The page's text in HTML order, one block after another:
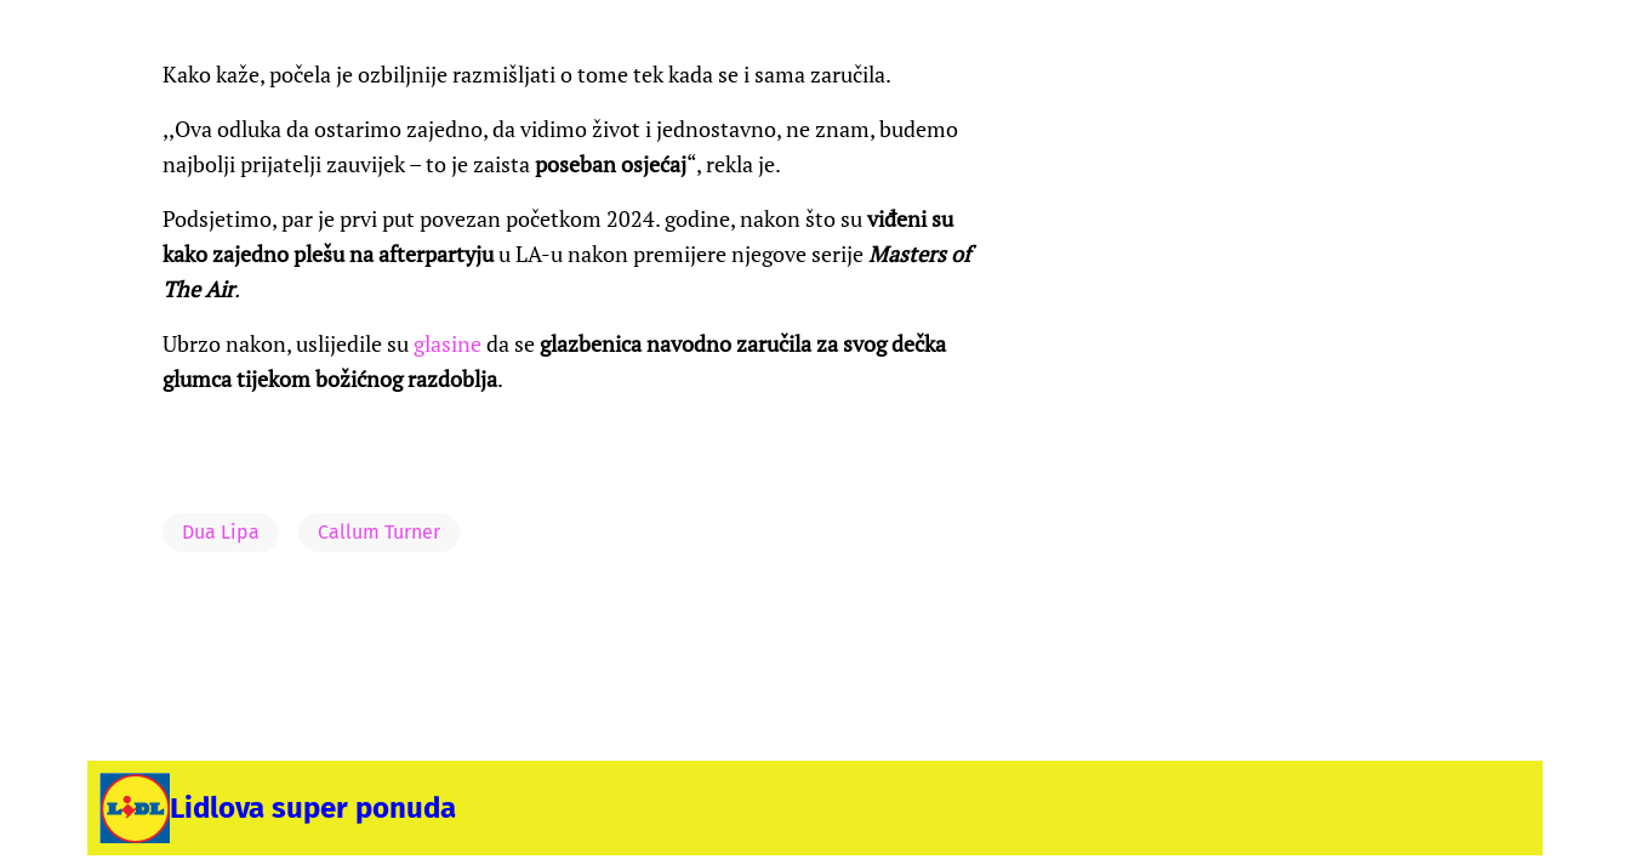
Kako kaže, počela je ozbiljnije razmišljati o tome tek kada se i sama zaručila.
,,Ova odluka da ostarimo zajedno, da vidimo život i jednostavno, ne znam, budemo
najbolji prijatelji zauvijek – to je zaistaposeban osjećaj“, rekla je.
Podsjetimo, par je prvi put povezan početkom 2024. godine, nakon što suviđeni su
kako zajedno plešu na afterpartyjuu LA-u nakon premijere njegove serijeMasters of
The Air.
Ubrzo nakon, uslijedile su glasineda seglazbenica navodno zaručila za svog dečka
glumca tijekom božićnog razdoblja.
Dua Lipa Callum Turner
Lidlova super ponuda